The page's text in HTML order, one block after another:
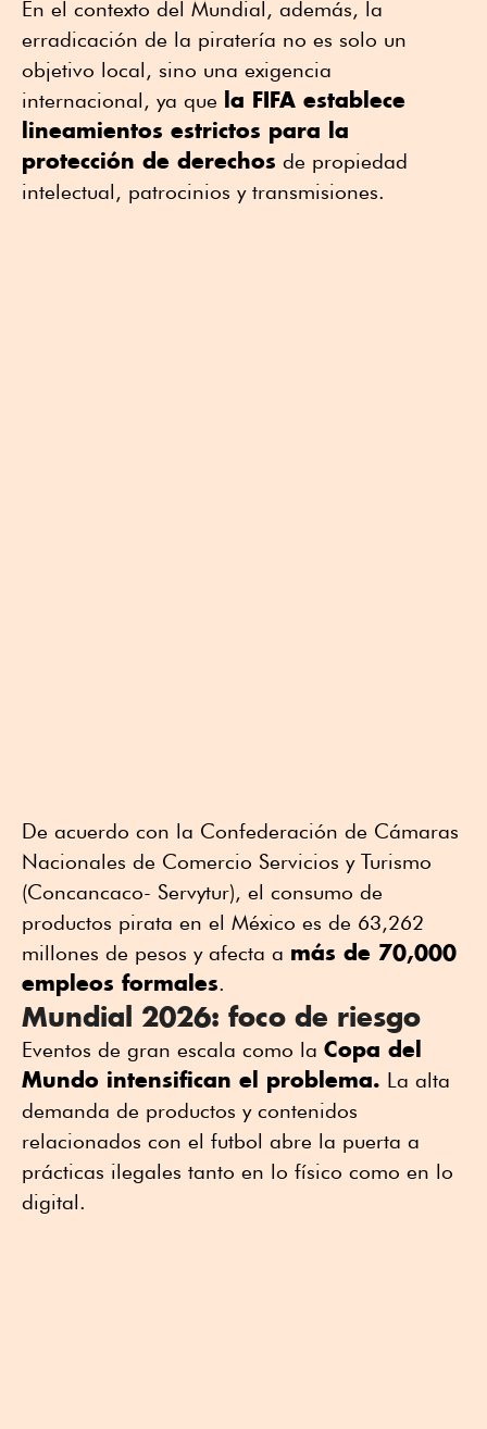
En el contexto del Mundial, además, la
erradicación de la piratería no es solo un
objetivo local, sino una exigencia
internacional, ya que la FIFA establece
lineamientos estrictos para la
protección de derechos de propiedad
intelectual, patrocinios y transmisiones.
De acuerdo con la Confederación de Cámaras
Nacionales de Comercio Servicios y Turismo
(Concancaco- Servytur), el consumo de
productos pirata en el México es de 63,262
millones de pesos y afecta a más de 70,000
empleos formales.
Mundial 2026: foco de riesgo
Eventos de gran escala como la Copa del
Mundo intensifican el problema. La alta
demanda de productos y contenidos
relacionados con el futbol abre la puerta a
prácticas ilegales tanto en lo físico como en lo
digital.